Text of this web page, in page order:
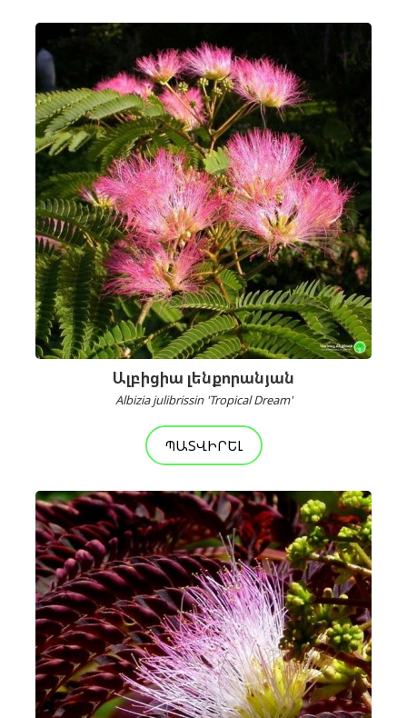
Ալբիցիա լենքորանյան
Albizia julibrissin 'Tropical Dream'
ՊԱՏՎԻՐԵԼ